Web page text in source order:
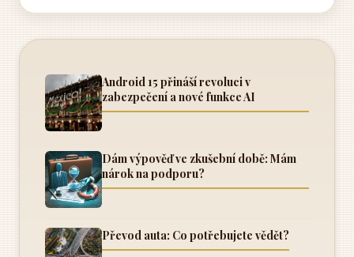
Android 15 přináší revoluci v
zabezpečení a nové funkce AI
Dám výpověď ve zkušební době: Mám
nárok na podporu?
Převod auta: Co potřebujete vědět?